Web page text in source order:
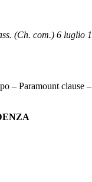
(Ch. com.) 6 luglio
– Paramount clause